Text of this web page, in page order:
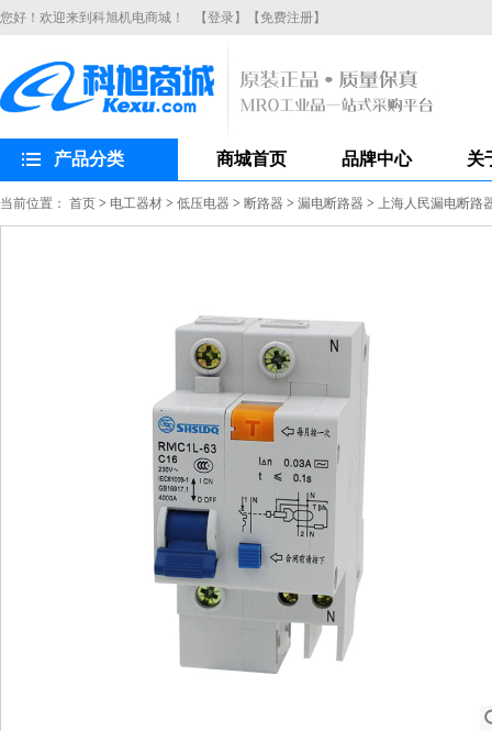
您好！欢迎来到科旭机电商城！ 【登录】 【免费注册】
产品分类 商城首页 品牌中心 关
当前位置： 首页 > 电工器材 > 低压电器 > 断路器 > 漏电断路器 > 上海人民漏电断路